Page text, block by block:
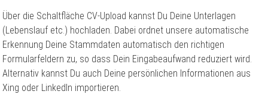
Über die Schaltfläche CV-Upload kannst Du Deine Unterlagen
(Lebenslauf etc.) hochladen. Dabei ordnet unsere automatische
Erkennung Deine Stammdaten automatisch den richtigen
Formularfeldern zu, so dass Dein Eingabeaufwand reduziert wird.
Alternativ kannst Du auch Deine persönlichen Informationen aus
Xing oder LinkedIn importieren.